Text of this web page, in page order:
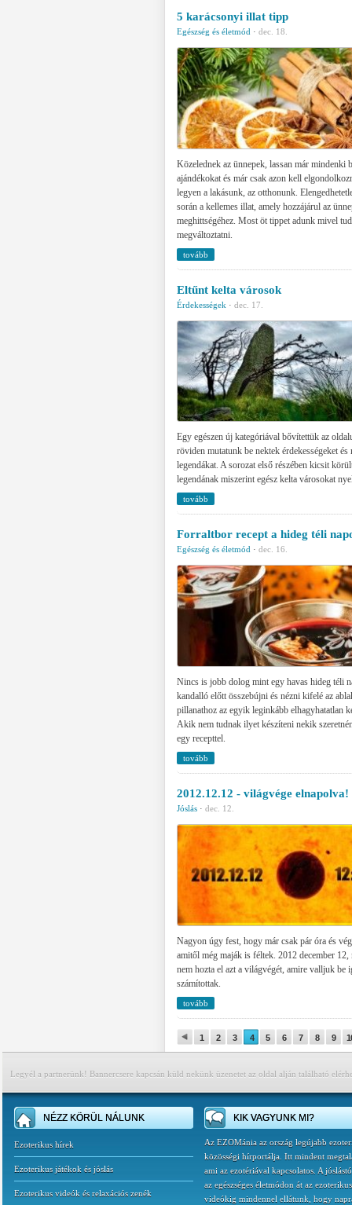
5 karácsonyi illat tipp
Egészség és életmód · dec. 18.
Közelednek az ünnepek, lassan már mindenki
ajándékokat és már csak azon kell
legyen a lakásunk, az otthonunk.
során a kellemes illat, amely hozzájárul az
meghittségéhez. Most öt tippet adunk mivel
megváltoztatni.
tovább
Eltűnt kelta városok
Érdekességek · dec. 17.
Egy egészen új kategóriával bővítettük az
röviden mutatunk be nektek érdekességeket és
legendákat. A sorozat első részében kicsit
legendának miszerint egész kelta városokat
tovább
Forraltbor recept a hideg téli
Egészség és életmód · dec. 16.
Nincs is jobb dolog mint egy havas hideg téli
kandalló előtt összebújni és nézni kifelé az
pillanathoz az egyik leginkább elhagyhatatlan
Akik nem tudnak ilyet készíteni nekik
egy recepttel.
tovább
2012.12.12 - világvége elnapolva!
Jóslás · dec. 12.
Nagyon úgy fest, hogy már csak pár óra és
amitől még maják is féltek. 2012 december
nem hozta el azt a világvégét, amire valljuk be
számítottak.
tovább
1 2 3 4 5 6 7 8 9
Legyél a partnerünk! Bannercsere kapcsán küld nekünk üzenetet az oldal alján található
NÉZZ KÖRÜL NÁLUNK
Ezoterikus hírek
Ezoterikus játékok és jóslás
Ezoterikus videók és relaxációs zenék
KIK VAGYUNK MI?
Az EZOMánia az ország legújabb
közösségi hírportálja. Itt mindent
ami az ezotériával kapcsolatos. A
az egészséges életmódon át az ezoterikus
videókig mindennel ellátunk, hogy